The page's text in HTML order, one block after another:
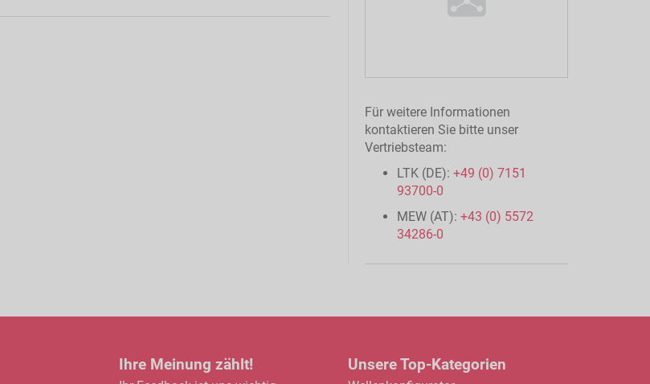
Für weitere Informationen
kontaktieren Sie bitte unser
Vertriebsteam:
LTK (DE):+49 (0) 7151
93700-0
MEW (AT):+43 (0) 5572
34286-0
Ihre Meinung zählt! Unsere Top-Kategorien